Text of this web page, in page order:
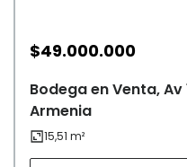
$49.000.000
Bodega en Venta, Av
Armenia